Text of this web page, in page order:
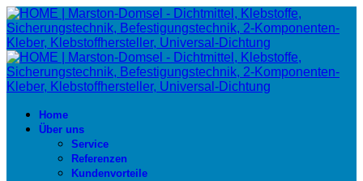
Home
Über uns
Service
Referenzen
Kundenvorteile